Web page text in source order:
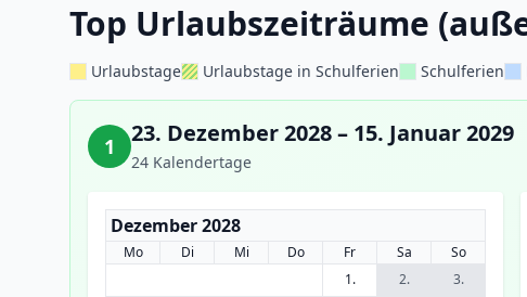
Top Urlaubszeiträume
Urlaubstage Urlaubstage in Schulferien Schulferien
1 23. Dezember 2028 – 15. Januar 2029
24 Kalendertage
Dezember 2028
Mo Di Mi Do Fr Sa
So
1.
2.
3.